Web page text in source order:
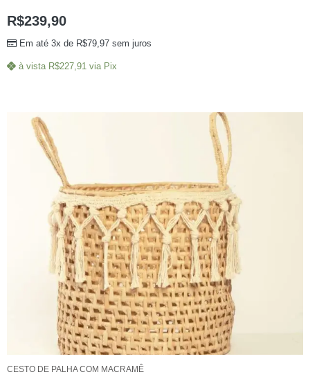
R$239,90
Em até 3x de R$79,97 sem juros
à vista R$227,91 via Pix
CESTO DE PALHA COM MACRAMÊ